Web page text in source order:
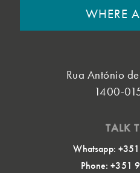
WHERE
Rua António
1400-
TALK
Whatsapp:
Phone: +351